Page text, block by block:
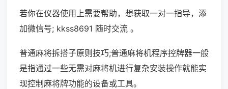
若你在仪器使用上需要帮助，想获取一对一指导，添
加微信号; kkss8691 随时交流 。
普通麻将拆搭子原则技巧;普通麻将机程序控牌器一般
是指通过一些无需对麻将机进行复杂安装操作就能实
现控制麻将牌功能的设备或工具。